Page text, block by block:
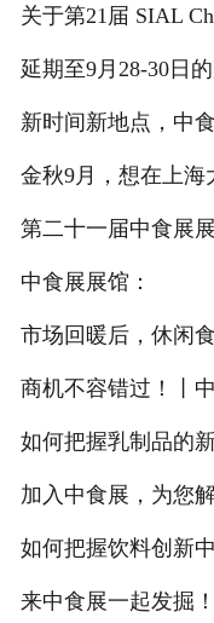
关于第21届 SIAL
延期至9月28-30日
新时间新地点，中
金秋9月，想在上海
第二十一届中食展
中食展展馆：
市场回暖后，休闲
商机不容错过！丨
如何把握乳制品的
加入中食展，为您
如何把握饮料创新
来中食展一起发掘